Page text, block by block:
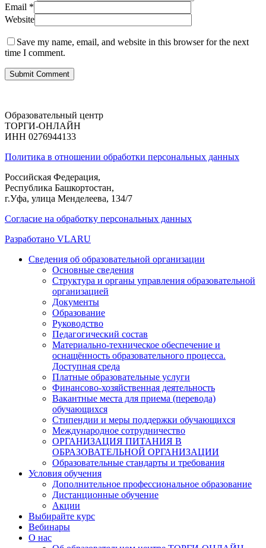
Email *
Website
Save my name, email, and website in this browser for the next
time I comment.
Образовательный центр
ТОРГИ-ОНЛАЙН
ИНН 0276944133
Политика в отношении обработки персональных данных
Российская Федерация,
Республика Башкортостан,
г.Уфа, улица Менделеева, 134/7
Согласие на обработку персональных данных
Разработано VLARU
Close
Сведения об образовательной организации
Основные сведения
Структура и органы управления образовательной
организацией
Документы
Образование
Руководство
Педагогический состав
Материально-техническое обеспечение и
оснащённость образовательного процесса.
Доступная среда
Платные образовательные услуги
Финансово-хозяйственная деятельность
Вакантные места для приема (перевода)
обучающихся
Стипендии и меры поддержки обучающихся
Международное сотрудничество
ОРГАНИЗАЦИЯ ПИТАНИЯ В
ОБРАЗОВАТЕЛЬНОЙ ОРГАНИЗАЦИИ
Образовательные стандарты и требования
Условия обучения
Дополнительное профессиональное образование
Дистанционные обучение
Акции
Выбирайте курс
Вебинары
О нас